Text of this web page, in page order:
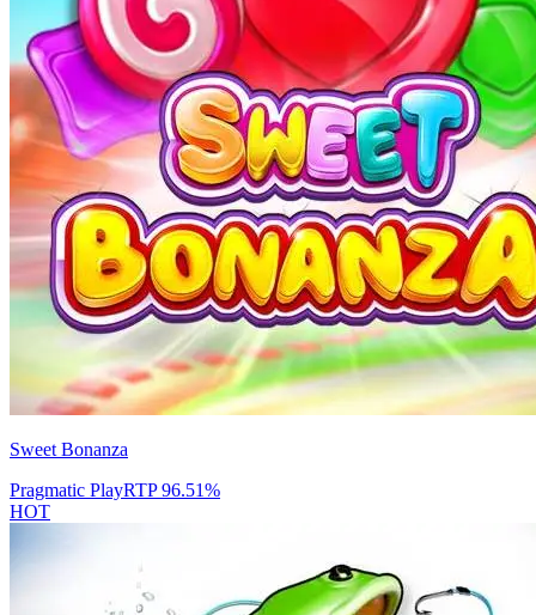
Sweet Bonanza
Pragmatic PlayRTP96.51%
HOT